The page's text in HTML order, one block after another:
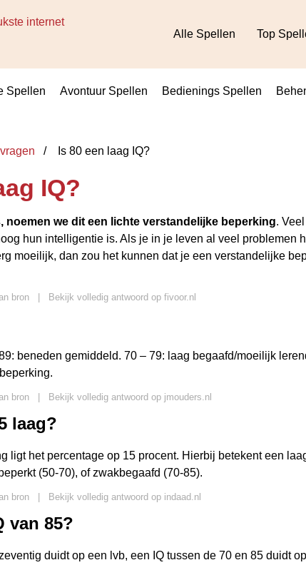
Alle Spellen Top
Spellen Avontuur Spellen Bedienings Spellen
Is 80 een laag IQ?
IQ?
noemen we dit een lichte verstandelijke beperking.
hun intelligentie is. Als je in je leven al veel problemen
moeilijk, dan zou het kunnen dat je een verstandelijke
bron Bekijk volledig antwoord op fivoor.nl
beneden gemiddeld. 70 – 79: laag begaafd/moeilijk
bron Bekijk volledig antwoord op jmouders.nl
laag?
ligt het percentage op 15 procent. Hierbij betekent een
(50-70), of zwakbegaafd (70-85).
bron Bekijk volledig antwoord op indaad.nl
van 85?
duidt op een lvb, een IQ tussen de 70 en 85 duidt op